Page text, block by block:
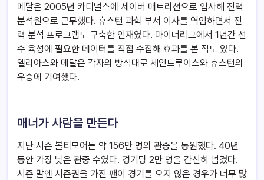
메달은 2005년 카디널스에 세이버 매트리션으로 입사해 전력
분석원으로 근무했다. 휴스턴 과학 부서 이사를 역임하면서 전
력 분석 프로그램도 구축한 인재였다. 마이너리그에서 1년간 선
수 육성에 필요한 데이터를 직접 수집해 효과를 본 적도 있다.
엘리아스와 메달은 각자의 방식대로 세인트루이스와 휴스턴의
우승에 기여했다.
매너가 사람을 만든다
지난 시즌 볼티모어는 약 156만 명의 관중을 동원했다. 40년
동안 가장 낮은 관중 수였다. 경기당 2만 명을 간신히 넘겼다.
시즌 말엔 시즌권을 가진 팬이 경기를 오지 않은 경우가 너무 많